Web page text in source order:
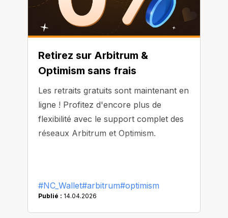
Retirez sur Arbitrum &
Optimism sans frais
Les retraits gratuits sont maintenant en
ligne ! Profitez d'encore plus de
flexibilité avec le support complet des
réseaux Arbitrum et Optimism.
#NC_Wallet#arbitrum#optimism
Publié : 14.04.2026